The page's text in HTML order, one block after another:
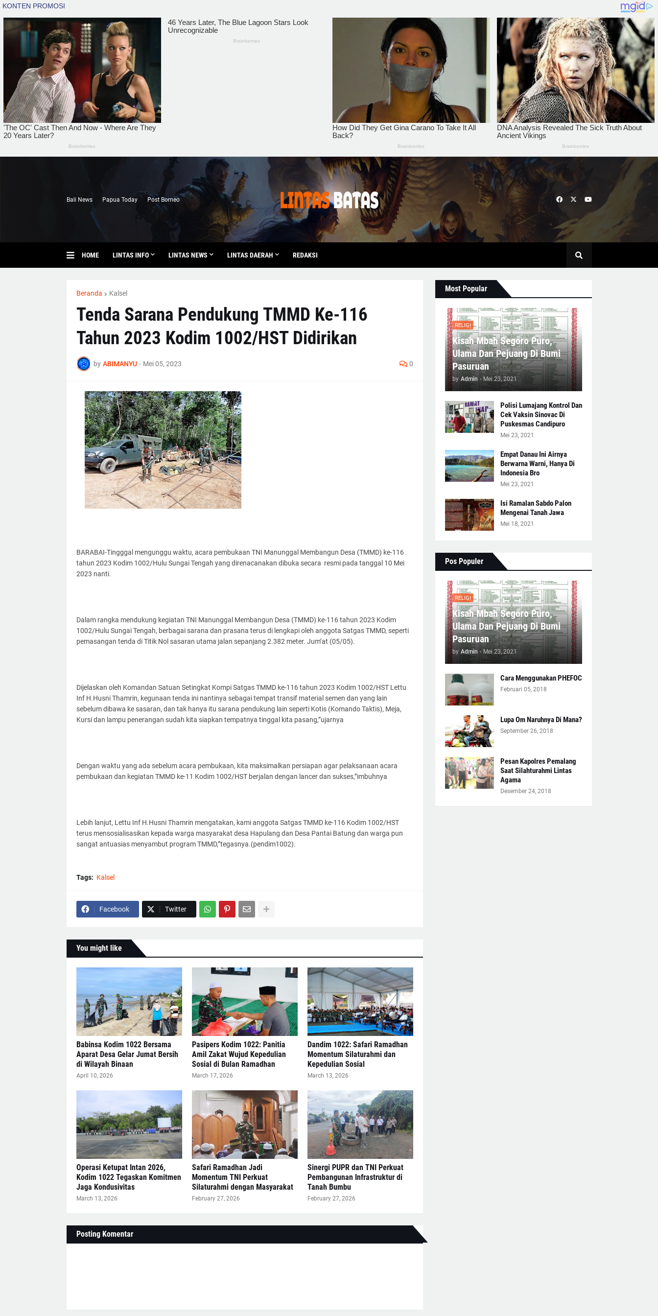
Bali News Papua Today Post Borneo
HOME LINTAS INFO LINTAS NEWS LINTAS DAERAH REDAKSI
Beranda Kalsel
Tenda Sarana Pendukung TMMD Ke-116
Tahun 2023 Kodim 1002/HST Didirikan
by ABIMANYU - Mei 05, 2023 0
BARABAI-Tingggal mengunggu waktu, acara pembukaan TNI Manunggal Membangun Desa (TMMD) ke-116
tahun 2023 Kodim 1002/Hulu Sungai Tengah yang direnacanakan dibuka secara resmi pada tanggal 10 Mei
2023 nanti.
Dalam rangka mendukung kegiatan TNI Manunggal Membangun Desa (TMMD) ke-116 tahun 2023 Kodim
1002/Hulu Sungai Tengah, berbagai sarana dan prasana terus di lengkapi oleh anggota Satgas TMMD, seperti
pemasangan tenda di Titik Nol sasaran utama jalan sepanjang 2.382 meter. Jum’at (05/05).
Dijelaskan oleh Komandan Satuan Setingkat Kompi Satgas TMMD ke-116 tahun 2023 Kodim 1002/HST Lettu
Inf H.Husni Thamrin, kegunaan tenda ini nantinya sebagai tempat transif material semen dan yang lain
sebelum dibawa ke sasaran, dan tak hanya itu sarana pendukung lain seperti Kotis (Komando Taktis), Meja,
Kursi dan lampu penerangan sudah kita siapkan tempatnya tinggal kita pasang,”ujarnya
Dengan waktu yang ada sebelum acara pembukaan, kita maksimalkan persiapan agar pelaksanaan acara
pembukaan dan kegiatan TMMD ke-11 Kodim 1002/HST berjalan dengan lancer dan sukses,”imbuhnya
Lebih lanjut, Lettu Inf H.Husni Thamrin mengatakan, kami anggota Satgas TMMD ke-116 Kodim 1002/HST
terus mensosialisasikan kepada warga masyarakat desa Hapulang dan Desa Pantai Batung dan warga pun
sangat antuasias menyambut program TMMD,”tegasnya.(pendim1002).
Tags: Kalsel
Facebook Twitter
You might like
Babinsa Kodim 1022 Bersama
Aparat Desa Gelar Jumat Bersih
di Wilayah Binaan
April 10, 2026
Pasipers Kodim 1022: Panitia
Amil Zakat Wujud Kepedulian
Sosial di Bulan Ramadhan
March 17, 2026
Dandim 1022: Safari Ramadhan
Momentum Silaturahmi dan
Kepedulian Sosial
March 13, 2026
Operasi Ketupat Intan 2026,
Kodim 1022 Tegaskan Komitmen
Jaga Kondusivitas
March 13, 2026
Safari Ramadhan Jadi
Momentum TNI Perkuat
Silaturahmi dengan Masyarakat
February 27, 2026
Sinergi PUPR dan TNI Perkuat
Pembangunan Infrastruktur di
Tanah Bumbu
February 27, 2026
Posting Komentar
Most Popular
RELIGI
Kisah Mbah Segoro Puro,
Ulama Dan Pejuang Di Bumi
Pasuruan
by Admin - Mei 23, 2021
Polisi Lumajang Kontrol Dan
Cek Vaksin Sinovac Di
Puskesmas Candipuro
Mei 23, 2021
Empat Danau Ini Airnya
Berwarna Warni, Hanya Di
Indonesia Bro
Mei 23, 2021
Isi Ramalan Sabdo Palon
Mengenai Tanah Jawa
Mei 18, 2021
Pos Populer
RELIGI
Kisah Mbah Segoro Puro,
Ulama Dan Pejuang Di Bumi
Pasuruan
by Admin - Mei 23, 2021
Cara Menggunakan PHEFOC
Februari 05, 2018
Lupa Om Naruhnya Di Mana?
September 26, 2018
Pesan Kapolres Pemalang
Saat Silahturahmi Lintas
Agama
Desember 24, 2018